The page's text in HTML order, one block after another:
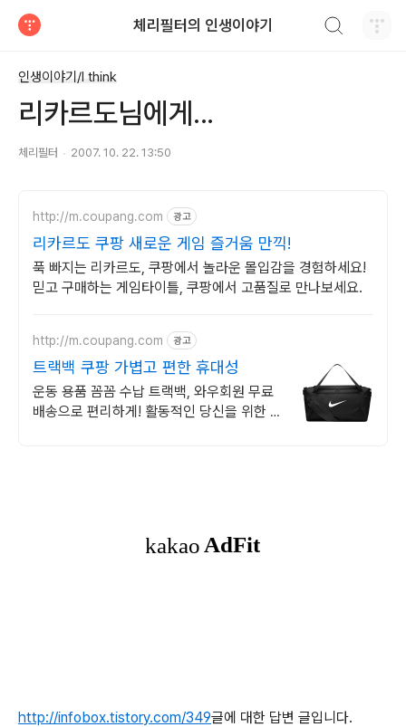
체리필터의 인생이야기
인생이야기/I think
리카르도님에게...
체리필터 2007. 10. 22. 13:50
http://m.coupang.com 광고
리카르도 쿠팡 새로운 게임 즐거움 만끽!
푹 빠지는 리카르도, 쿠팡에서 놀라운 몰입감을 경험하세요!
믿고 구매하는 게임타이틀, 쿠팡에서 고품질로 만나보세요.
http://m.coupang.com 광고
트랙백 쿠팡 가볍고 편한 휴대성
운동 용품 꼼꼼 수납 트랙백, 와우회원 무료
배송으로 편리하게! 활동적인 당신을 위한 스
http://infobox.tistory.com/349글에 대한 답변 글입니다.